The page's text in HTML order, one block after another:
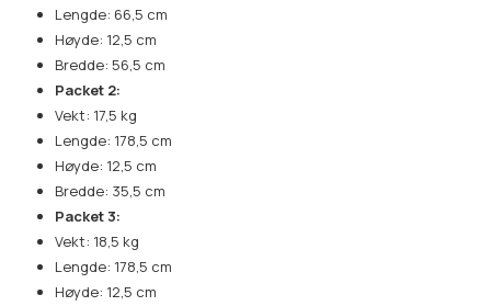
Lengde: 66,5 cm
Høyde: 12,5 cm
Bredde: 56,5 cm
Packet 2:
Vekt: 17,5 kg
Lengde: 178,5 cm
Høyde: 12,5 cm
Bredde: 35,5 cm
Packet 3:
Vekt: 18,5 kg
Lengde: 178,5 cm
Høyde: 12,5 cm